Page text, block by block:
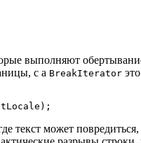
выполняют
с a BreakIterator
текст может